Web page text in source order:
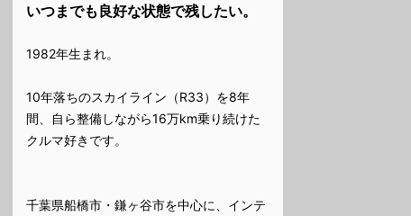
いつまでも良好な状態で残したい。
1982年生まれ。
10年落ちのスカイライン（R33）を8年
間、自ら整備しながら16万km乗り続けた
クルマ好きです。
千葉県船橋市・鎌ヶ谷市を中心に、インテ